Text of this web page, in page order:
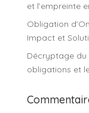
et l’empreinte
Obligation
Impact et
Décryptage du
obligations et